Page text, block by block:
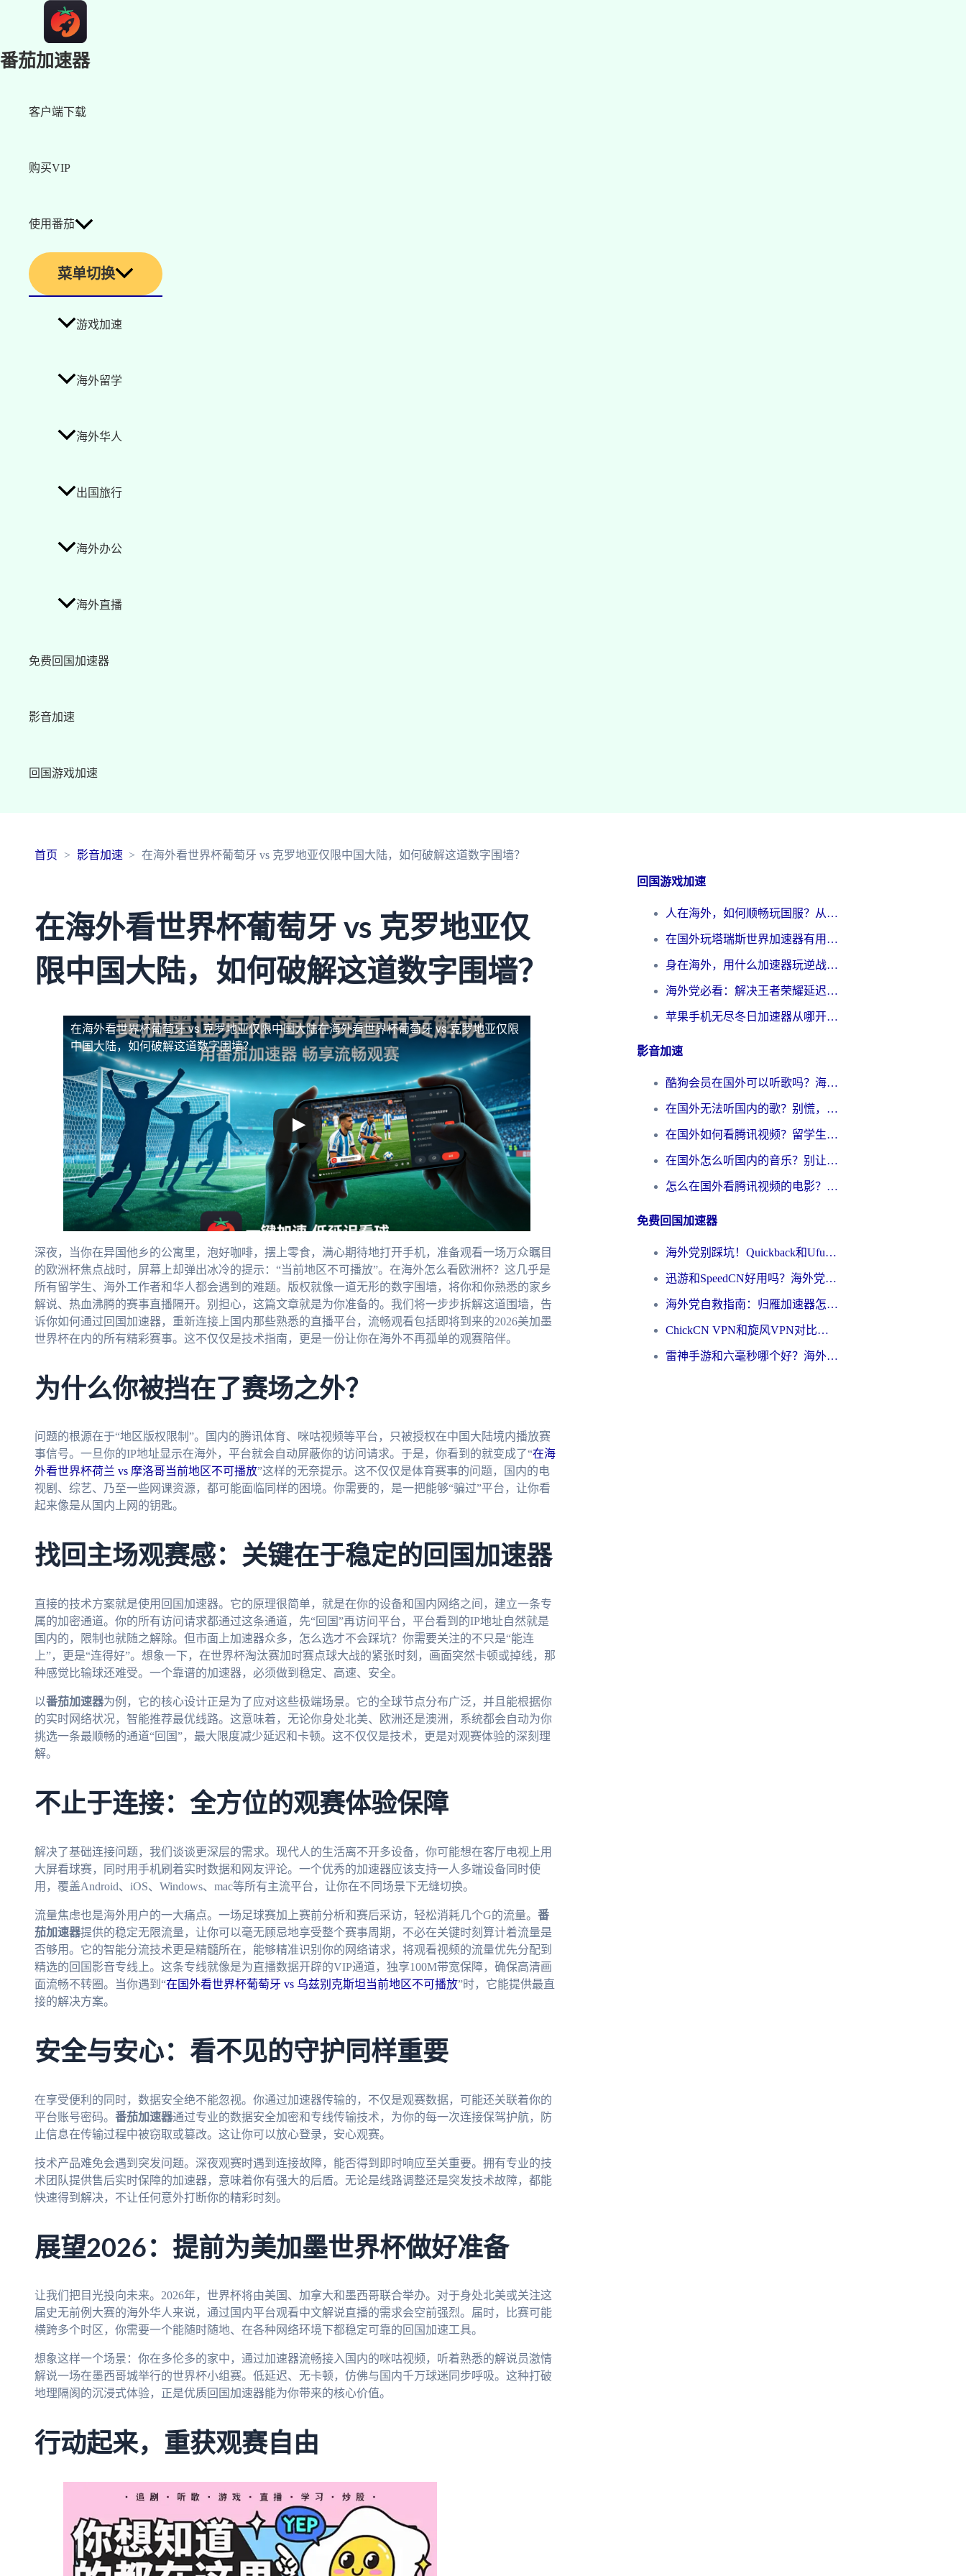
番茄加速器
客户端下载
购买VIP
使用番茄
菜单切换
游戏加速
海外留学
海外华人
出国旅行
海外办公
海外直播
免费回国加速器
影音加速
回国游戏加速
首页 影音加速 在海外看世界杯葡萄牙 vs 克罗地亚仅限中国大陆，如何破解这道数字围墙？
在海外看世界杯葡萄牙 vs 克罗地亚仅
限中国大陆，如何破解这道数字围墙？
在海外看世界杯葡萄牙 vs 克罗地亚仅限中国大陆在海外看世界杯葡萄牙 vs 克罗地亚仅限
中国大陆，如何破解这道数字围墙？
深夜，当你在异国他乡的公寓里，泡好咖啡，摆上零食，满心期待地打开手机，准备观看一场万众瞩目
的欧洲杯焦点战时，屏幕上却弹出冰冷的提示：“当前地区不可播放”。在海外怎么看欧洲杯？这几乎是
所有留学生、海外工作者和华人都会遇到的难题。版权就像一道无形的数字围墙，将你和你熟悉的家乡
解说、热血沸腾的赛事直播隔开。别担心，这篇文章就是为你准备的。我们将一步步拆解这道围墙，告
诉你如何通过回国加速器，重新连接上国内那些熟悉的直播平台，流畅观看包括即将到来的2026美加墨
世界杯在内的所有精彩赛事。这不仅仅是技术指南，更是一份让你在海外不再孤单的观赛陪伴。
为什么你被挡在了赛场之外？
问题的根源在于“地区版权限制”。国内的腾讯体育、咪咕视频等平台，只被授权在中国大陆境内播放赛
事信号。一旦你的IP地址显示在海外，平台就会自动屏蔽你的访问请求。于是，你看到的就变成了“在海
外看世界杯荷兰 vs 摩洛哥当前地区不可播放”这样的无奈提示。这不仅仅是体育赛事的问题，国内的电
视剧、综艺、乃至一些网课资源，都可能面临同样的困境。你需要的，是一把能够“骗过”平台，让你看
起来像是从国内上网的钥匙。
找回主场观赛感：关键在于稳定的回国加速器
直接的技术方案就是使用回国加速器。它的原理很简单，就是在你的设备和国内网络之间，建立一条专
属的加密通道。你的所有访问请求都通过这条通道，先“回国”再访问平台，平台看到的IP地址自然就是
国内的，限制也就随之解除。但市面上加速器众多，怎么选才不会踩坑？你需要关注的不只是“能连
上”，更是“连得好”。想象一下，在世界杯淘汰赛加时赛点球大战的紧张时刻，画面突然卡顿或掉线，那
种感觉比输球还难受。一个靠谱的加速器，必须做到稳定、高速、安全。
以番茄加速器为例，它的核心设计正是为了应对这些极端场景。它的全球节点分布广泛，并且能根据你
的实时网络状况，智能推荐最优线路。这意味着，无论你身处北美、欧洲还是澳洲，系统都会自动为你
挑选一条最顺畅的通道“回国”，最大限度减少延迟和卡顿。这不仅仅是技术，更是对观赛体验的深刻理
解。
不止于连接：全方位的观赛体验保障
解决了基础连接问题，我们谈谈更深层的需求。现代人的生活离不开多设备，你可能想在客厅电视上用
大屏看球赛，同时用手机刷着实时数据和网友评论。一个优秀的加速器应该支持一人多端设备同时使
用，覆盖Android、iOS、Windows、mac等所有主流平台，让你在不同场景下无缝切换。
流量焦虑也是海外用户的一大痛点。一场足球赛加上赛前分析和赛后采访，轻松消耗几个G的流量。 番
茄加速器提供的稳定无限流量，让你可以毫无顾忌地享受整个赛事周期，不必在关键时刻算计着流量是
否够用。它的智能分流技术更是精髓所在，能够精准识别你的网络请求，将观看视频的流量优先分配到
精选的回国影音专线上。这条专线就像是为直播数据开辟的VIP通道，独享100M带宽保障，确保高清画
面流畅不转圈。当你遇到“在国外看世界杯葡萄牙 vs 乌兹别克斯坦当前地区不可播放”时，它能提供最直
接的解决方案。
安全与安心：看不见的守护同样重要
在享受便利的同时，数据安全绝不能忽视。你通过加速器传输的，不仅是观赛数据，可能还关联着你的
平台账号密码。 番茄加速器通过专业的数据安全加密和专线传输技术，为你的每一次连接保驾护航，防
止信息在传输过程中被窃取或篡改。这让你可以放心登录，安心观赛。
技术产品难免会遇到突发问题。深夜观赛时遇到连接故障，能否得到即时响应至关重要。拥有专业的技
术团队提供售后实时保障的加速器，意味着你有强大的后盾。无论是线路调整还是突发技术故障，都能
快速得到解决，不让任何意外打断你的精彩时刻。
展望2026：提前为美加墨世界杯做好准备
让我们把目光投向未来。2026年，世界杯将由美国、加拿大和墨西哥联合举办。对于身处北美或关注这
届史无前例大赛的海外华人来说，通过国内平台观看中文解说直播的需求会空前强烈。届时，比赛可能
横跨多个时区，你需要一个能随时随地、在各种网络环境下都稳定可靠的回国加速工具。
想象这样一个场景：你在多伦多的家中，通过加速器流畅接入国内的咪咕视频，听着熟悉的解说员激情
解说一场在墨西哥城举行的世界杯小组赛。低延迟、无卡顿，仿佛与国内千万球迷同步呼吸。这种打破
地理隔阂的沉浸式体验，正是优质回国加速器能为你带来的核心价值。
行动起来，重获观赛自由
回国游戏加速
人在海外，如何顺畅玩国服？从《王者荣耀》到《云图计划》的加速器终极指南
在国外玩塔瑞斯世界加速器有用吗？海外玩家亲测后的真实答案
身在海外，用什么加速器玩逆战才能告别延迟？
海外党必看：解决王者荣耀延迟的加速器终极指南——从EVE到猫和老鼠，一个工具全搞定
苹果手机无尽冬日加速器从哪开启？海外玩家的冬日生存指南
影音加速
酷狗会员在国外可以听歌吗？海外党亲测有效：3步解决音乐权限难题
在国外无法听国内的歌？别慌，这样操作就能畅听QQ音乐（附亲测加速器推荐）
在国外如何看腾讯视频？留学生亲测有效的回国加速方案
在国外怎么听国内的音乐？别让版权限制断了你的华语歌单
怎么在国外看腾讯视频的电影？海外党亲测有效的回国加速指南
免费回国加速器
海外党别踩坑！Quickback和UfunR好用吗？选对回国加速器才能无缝刷国内资源
迅游和SpeedCN好用吗？海外党如何破解那道看不见的墙
海外党自救指南：归雁加速器怎么样？教你避开坑实现国内资源无缝访问
ChickCN VPN和旋风VPN对比哪个回国效果更好？海外用户的选择困境与出路
雷神手游和六毫秒哪个好？海外党如何真正解锁国内资源